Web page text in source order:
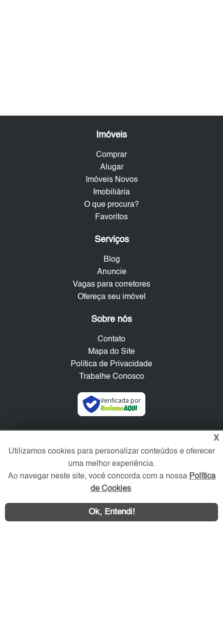
Imóveis
Comprar
Alugar
Imóveis Novos
Imobiliária
O que procura?
Favoritos
Serviços
Blog
Anuncie
Vagas para corretores
Ofereça seu imóvel
Sobre nós
Contato
Mapa do Site
Política de Privacidade
Trabalhe Conosco
Verificada por
X
Utilizamos cookies para personalizar conteúdos e oferecer
uma melhor experiência.
Ao navegar neste site, você concorda com a nossa Política
de Cookies.
Ok, Entendi!